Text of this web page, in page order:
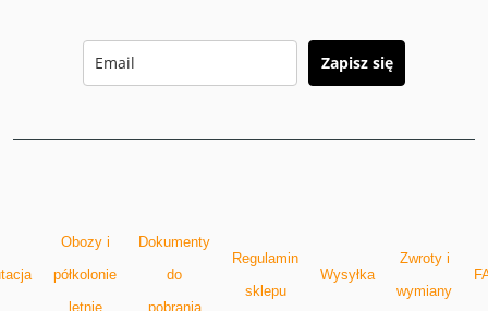
Zapisz się
Obozy i
półkolonie
letnie
Dokumenty
do
pobrania
Regulamin
sklepu
Wysyłka
Zwroty i
wymiany